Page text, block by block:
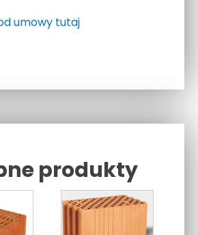
umowy tutaj
produkty